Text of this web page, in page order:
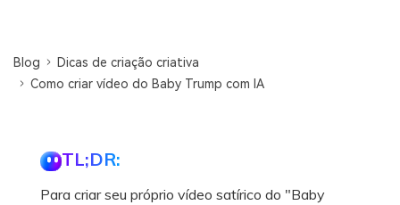
Blog
Dicas de criação criativa
Como criar vídeo do Baby Trump com IA
TL;DR:
Para criar seu próprio vídeo satírico do "Baby